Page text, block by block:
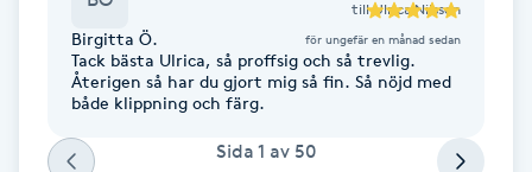
Enzympeeling
Extensions
Extensions borttagning
till Ulrica Nilsson
Birgitta Ö. för ungefär en månad sedan
Tack bästa Ulrica, så proffsig och så trevlig.
Återigen så har du gjort mig så fin. Så nöjd med
både klippning och färg.
Sida 1 av 50